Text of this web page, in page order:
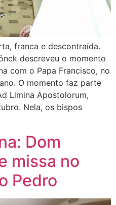
franca e descontraída.
descreveu o momento
com o Papa Francisco, no
O momento faz parte
Limina Apostolorum,
Nela, os bispos
Dom
missa no
Pedro